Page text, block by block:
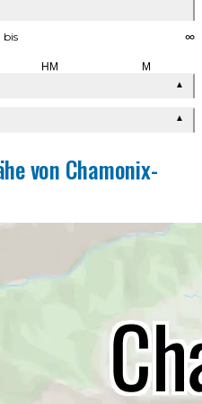
bis ∞
HM M
▲
▲
von Chamonix-